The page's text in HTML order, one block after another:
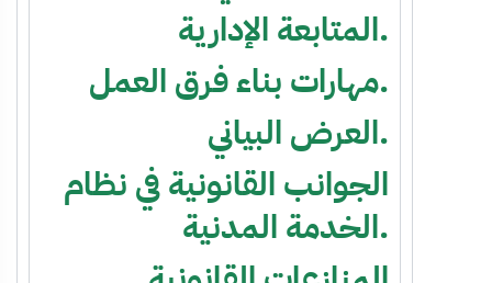
المتابعة الإدارية.
مهارات بناء فرق العمل.
العرض البياني.
الجوانب القانونية في نظام
الخدمة المدنية.